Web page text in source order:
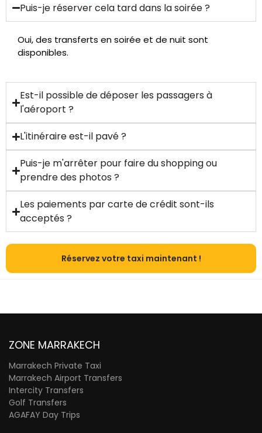
Puis-je réserver cela tard dans la soirée ?
Oui, des transferts en soirée et de nuit sont
disponibles.
Est-il possible de déposer les passagers à
l'aéroport ?
L'itinéraire est-il pavé ?
Puis-je m'arrêter pour faire du shopping ou
prendre des photos ?
Les paiements par carte de crédit sont-ils
acceptés ?
Réservez votre taxi maintenant !
ZONE MARRAKECH
Marrakech Private Taxi
Marrakech Airport Transfers
Intercity Transfers
Golf Transfers
AGAFAY Day Trips